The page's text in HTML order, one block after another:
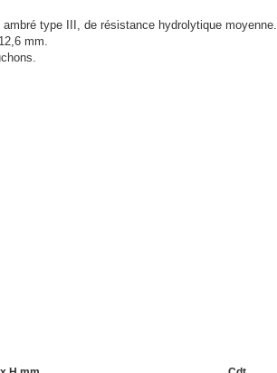
type III, de résistance hydrolytique moyenne.
mm.